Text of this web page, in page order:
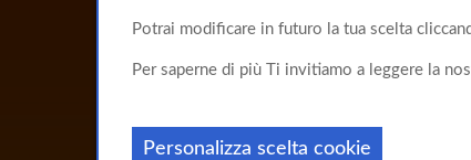
Potrai modificare in futuro la tua scelta
Per saperne di più Ti invitiamo a leggere la
Personalizza scelta cookie